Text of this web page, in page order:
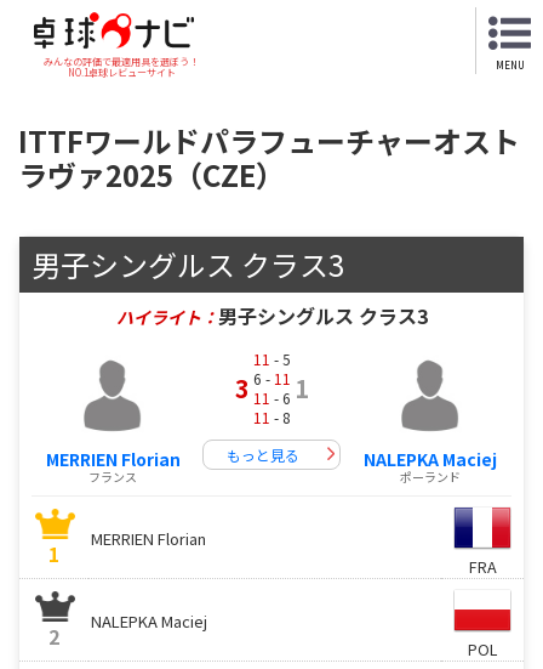
みんなの評価で最適用具を選ぼう！
NO.1卓球レビューサイト
MENU
ITTFワールドパラフューチャーオスト
ラヴァ2025（CZE）
男子シングルス クラス3
ハイライト： 男子シングルス クラス3
MERRIEN Florian
フランス
3
11 - 5
6 - 11
11 - 6
11 - 8
1
もっと見る NALEPKA Maciej
ポーランド
1
MERRIEN Florian
FRA
2
NALEPKA Maciej
POL